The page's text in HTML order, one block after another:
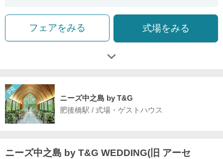
フェアをみる 式場をみる
ニーズ中之島 by T&G
肥後橋駅 / 式場・ゲストハウス
ニーズ中之島 by T&G WEDDING(旧 アーセ